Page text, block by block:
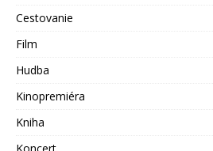
Cestovanie
Film
Hudba
Kinopremiéra
Kniha
Koncert